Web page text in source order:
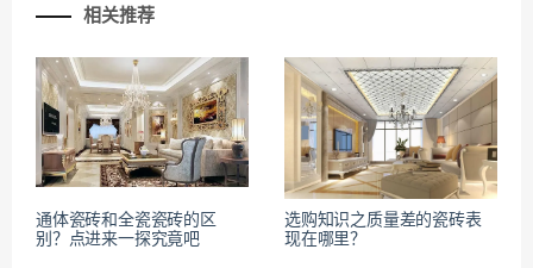
相关推荐
通体瓷砖和全瓷瓷砖的区
别？点进来一探究竟吧
选购知识之质量差的瓷砖表
现在哪里？